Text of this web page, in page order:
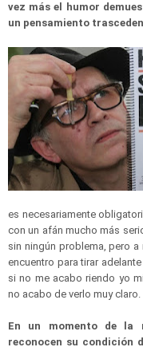
vez más el humor
un pensamiento
es necesariamente
con un afán mucho más
sin ningún problema, pero
encuentro para tirar
si no me acabo riendo yo
no acabo de verlo muy claro.
En un momento de la
reconocen su condición